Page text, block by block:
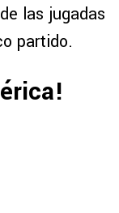
las jugadas
partido.